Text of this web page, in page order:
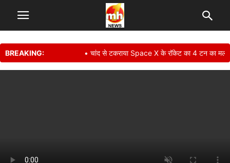
BREAKING: • चांद से टकराया Space X के रॉकेट का 4 टन का मलबा,